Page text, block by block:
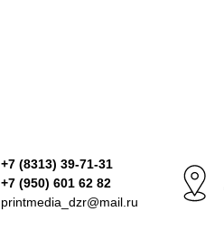
+7 (8313) 39-71-31
+7 (950) 601 62 82
printmedia_dzr@mail.ru